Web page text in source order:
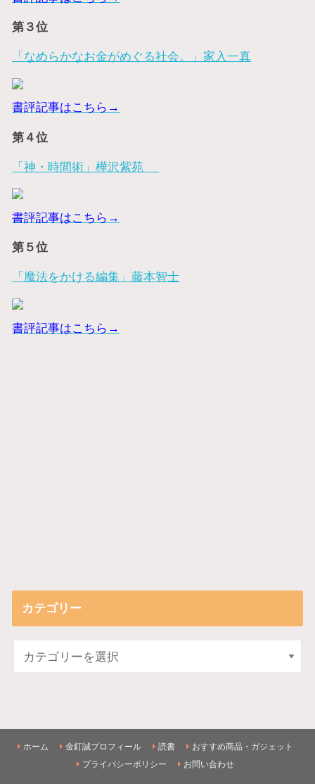
第３位
「なめらかなお金がめぐる社会。」家入一真
書評記事はこちら→
第４位
「神・時間術」樺沢紫苑
書評記事はこちら→
第５位
「魔法をかける編集」藤本智士
書評記事はこちら→
カテゴリー
ホーム 金釘誠プロフィール 読書
おすすめ商品・ガジェット
プライバシーポリシー
お問い合わせ